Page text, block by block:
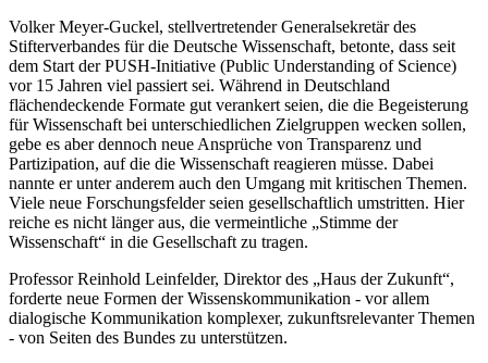
Volker Meyer-Guckel, stellvertretender Generalsekretär des
Stifterverbandes für die Deutsche Wissenschaft, betonte, dass seit
dem Start der PUSH-Initiative (Public Understanding of Science)
vor 15 Jahren viel passiert sei. Während in Deutschland
flächendeckende Formate gut verankert seien, die die Begeisterung
für Wissenschaft bei unterschiedlichen Zielgruppen wecken sollen,
gebe es aber dennoch neue Ansprüche von Transparenz und
Partizipation, auf die die Wissenschaft reagieren müsse. Dabei
nannte er unter anderem auch den Umgang mit kritischen Themen.
Viele neue Forschungsfelder seien gesellschaftlich umstritten. Hier
reiche es nicht länger aus, die vermeintliche „Stimme der
Wissenschaft“ in die Gesellschaft zu tragen.
Professor Reinhold Leinfelder, Direktor des „Haus der Zukunft“,
forderte neue Formen der Wissenskommunikation - vor allem
dialogische Kommunikation komplexer, zukunftsrelevanter Themen
- von Seiten des Bundes zu unterstützen.